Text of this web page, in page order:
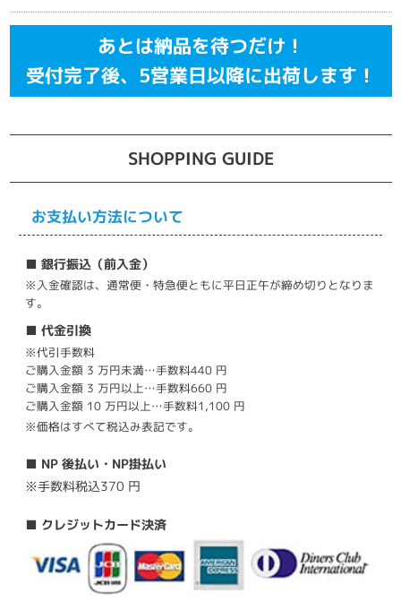
あとは納品を待つだけ！
受付完了後、5営業日以降に出荷します！
SHOPPING GUIDE
お支払い方法について
■ 銀行振込（前入金）
※入金確認は、通常便・特急便ともに平日正午が締め切りとなりま
す。
■ 代金引換
※代引手数料
ご購入金額 3 万円未満…手数料440 円
ご購入金額 3 万円以上…手数料660 円
ご購入金額 10 万円以上…手数料1,100 円
※価格はすべて税込み表記です。
■ NP 後払い・NP掛払い
※手数料税込370 円
■ クレジットカード決済